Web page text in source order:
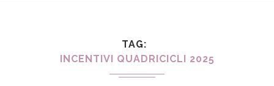
TAG
INCENTIVI QUADRICICLI 2025